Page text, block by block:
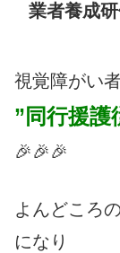
業者養成
視覚障がい
”同行援護
🎉🎉🎉
よんどころ
になり